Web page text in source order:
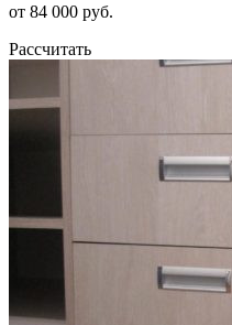
от 84 000 руб.
Рассчитать